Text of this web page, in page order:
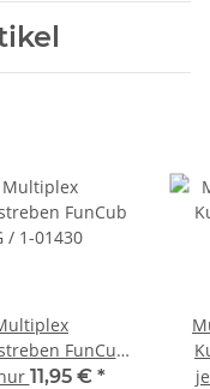
FunCub
/ 1-01430
11,95 € *